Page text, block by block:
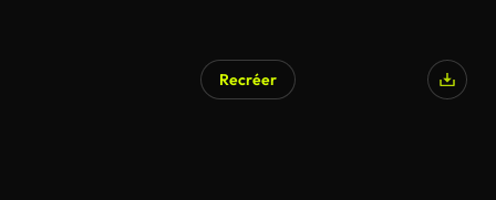
Recréer